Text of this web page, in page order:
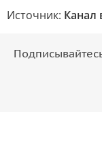
Источник: